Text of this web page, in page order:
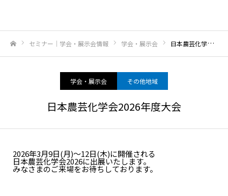
セミナー｜学会・展示会情報 学会・展示会 日本農芸化学会2026年度大会
学会・展示会 その他地域
日本農芸化学会2026年度大会
2026年3月9日(月)～12日(木)に開催される
日本農芸化学会2026に出展いたします。
みなさまのご来場をお待ちしております。